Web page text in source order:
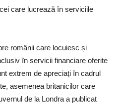
care lucrează în serviciile
românii care locuiesc și
în servicii financiare oferite
extrem de apreciați în cadrul
asemenea britanicilor care
de la Londra a publicat